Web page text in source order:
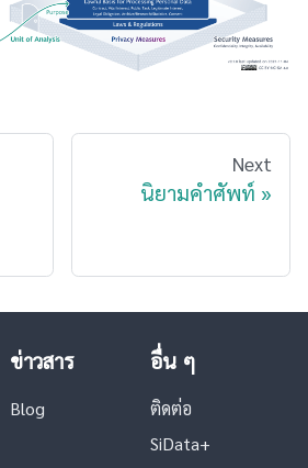
Next
นิยามคำศัพท์
ข่าวสาร
Blog
อื่น ๆ
ติดต่อ
SiData+